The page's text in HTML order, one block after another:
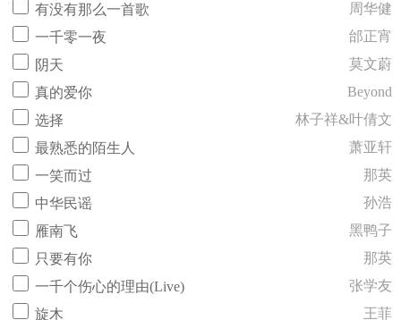
有没有那么一首歌
周华健
一千零一夜
邰正宵
阴天
莫文蔚
真的爱你
Beyond
选择
林子祥&叶倩文
最熟悉的陌生人
萧亚轩
一笑而过
那英
中华民谣
孙浩
雁南飞
黑鸭子
只要有你
那英
一千个伤心的理由(Live)
张学友
旋木
王菲